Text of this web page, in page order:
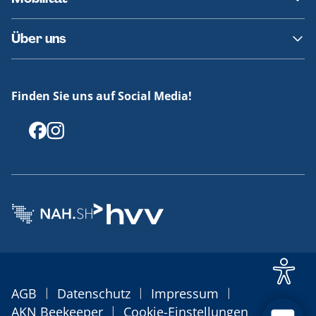
Fundsachen
Häufige Fragen
Barrierefreies Reisen
Erklärung Barrierefreiheit
Über uns
Offenlegungen
Finden Sie uns auf Social Media!
AGB | Datenschutz | Impressum |
AKN Beekeeper | Cookie-Einstellungen